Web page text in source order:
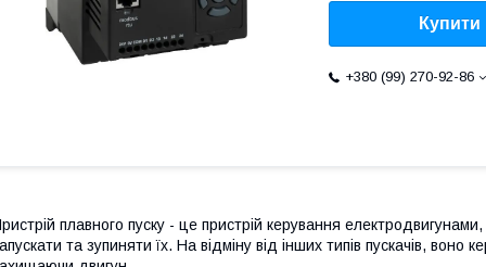
Купити
+380 (99) 270-92-86
плавного пуску - це пристрій керування
та зупиняти їх. На відміну від інших типів пускачів,